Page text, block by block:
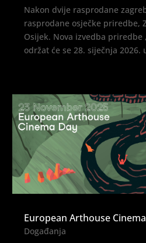
Nakon dvije rasprodane
rasprodane osječke priredbe,
Osijek. Nova izvedba priredbe
održat će se 28. siječnja 2026.
European Arthouse
Događanja